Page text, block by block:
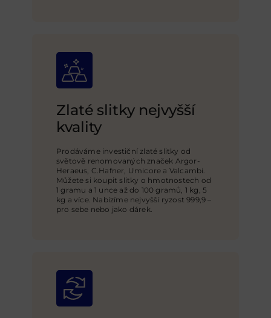
Zlaté slitky nejvyšší
kvality
Prodáváme investiční zlaté slitky od
světově renomovaných značek Argor-
Heraeus, C.Hafner, Umicore a Valcambi.
Můžete si koupit slitky o hmotnostech od
1 gramu a 1 unce až do 100 gramů, 1 kg, 5
kg a více. Nabízíme nejvyšší ryzost 999,9 –
pro sebe nebo jako dárek.